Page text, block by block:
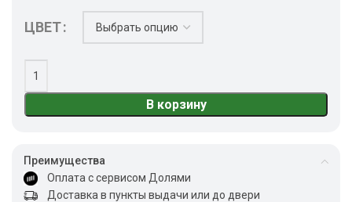
ЦВЕТ
В корзину
Преимущества
Оплата с сервисом Долями
Доставка в пункты выдачи или до двери